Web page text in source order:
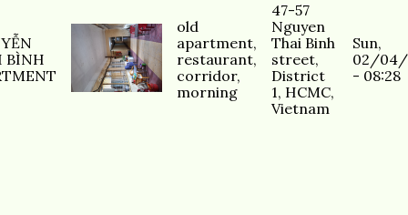
BÌNH
old
apartment,
restaurant,
corridor,
morning
47-57
Nguyen
Thai Binh
street,
District
1, HCMC,
Vietnam
Sun,
02/04/
- 08:28